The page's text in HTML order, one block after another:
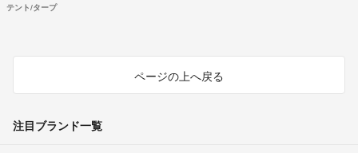
テント/タープ
ページの上へ戻る
注目ブランド一覧